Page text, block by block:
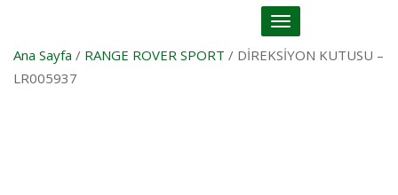
Toggle
navigation
Ana Sayfa / RANGE ROVER SPORT / DİREKSİYON KUTUSU –
LR005937